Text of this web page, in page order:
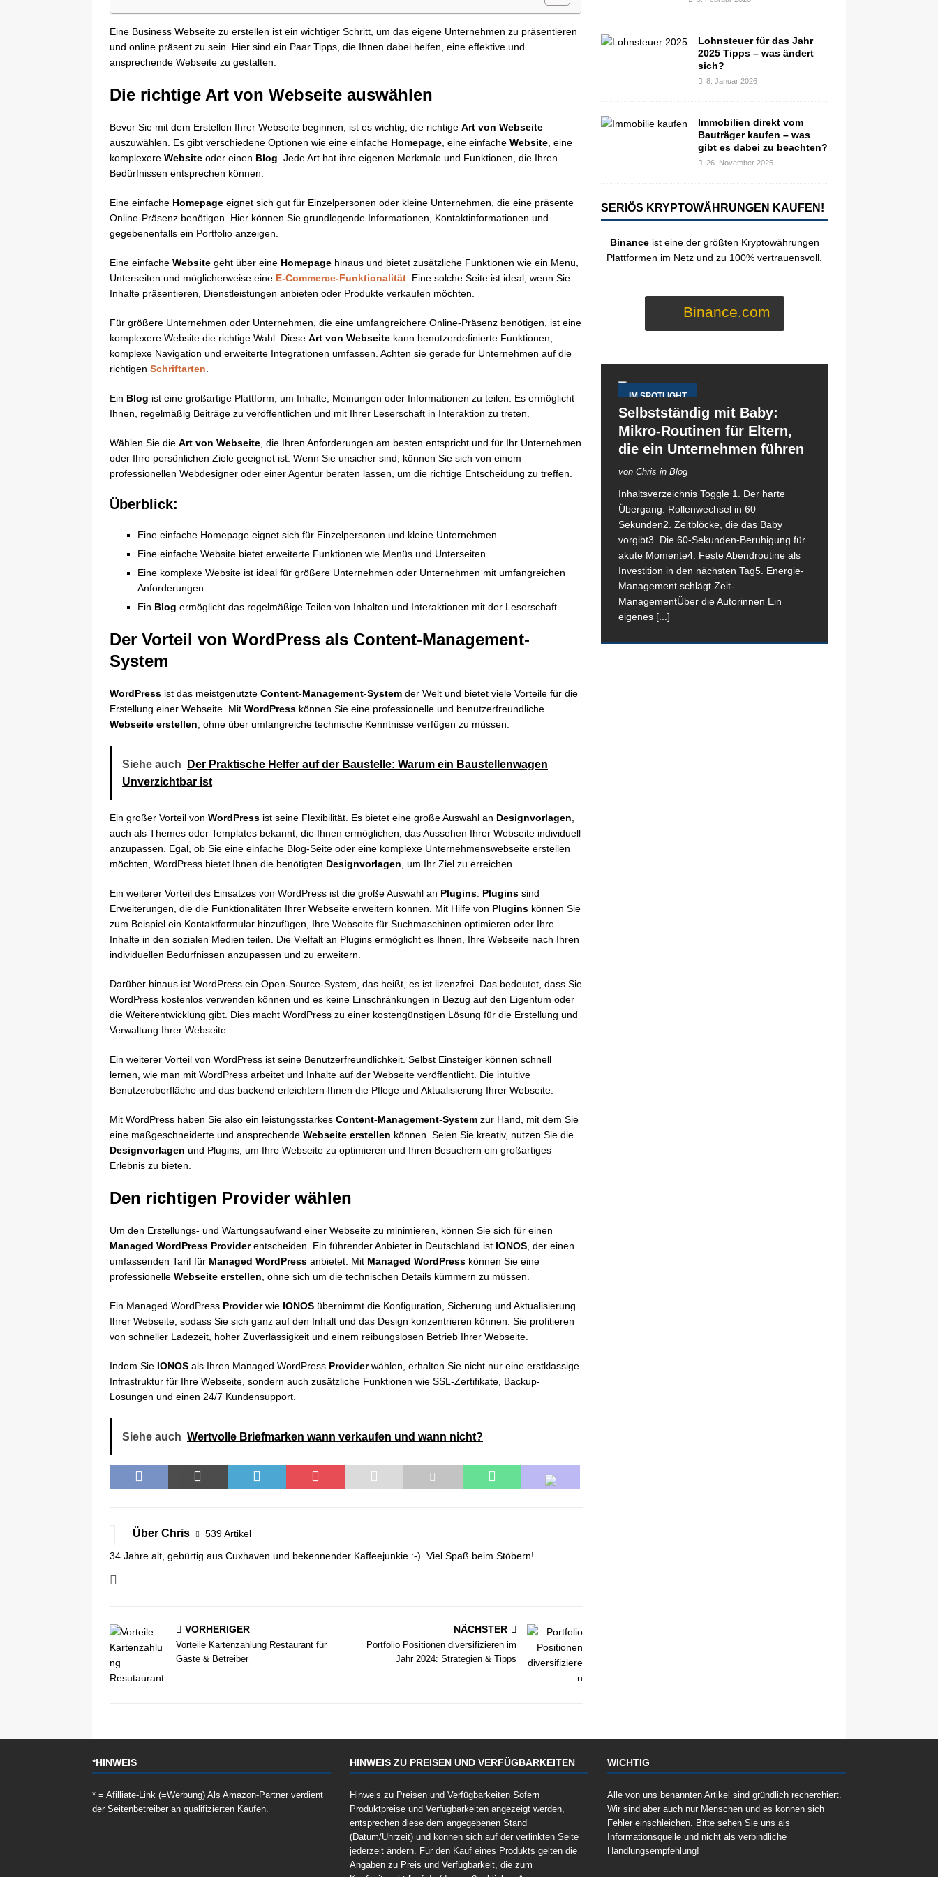
Eine Business Webseite zu erstellen ist ein wichtiger Schritt, um das eigene Unternehmen zu präsentieren
und online präsent zu sein. Hier sind ein Paar Tipps, die Ihnen dabei helfen, eine effektive und
ansprechende Webseite zu gestalten.
Die richtige Art von Webseite auswählen
Bevor Sie mit dem Erstellen Ihrer Webseite beginnen, ist es wichtig, die richtige Art von Webseite
auszuwählen. Es gibt verschiedene Optionen wie eine einfache Homepage , eine einfache Website , eine
komplexere Website oder einen Blog . Jede Art hat ihre eigenen Merkmale und Funktionen, die Ihren
Bedürfnissen entsprechen können.
Eine einfache Homepage eignet sich gut für Einzelpersonen oder kleine Unternehmen, die eine präsente
Online-Präsenz benötigen. Hier können Sie grundlegende Informationen, Kontaktinformationen und
gegebenenfalls ein Portfolio anzeigen.
Eine einfache Website geht über eine Homepage hinaus und bietet zusätzliche Funktionen wie ein Menü,
Unterseiten und möglicherweise eine E-Commerce-Funktionalität . Eine solche Seite ist ideal, wenn Sie
Inhalte präsentieren, Dienstleistungen anbieten oder Produkte verkaufen möchten.
Für größere Unternehmen oder Unternehmen, die eine umfangreichere Online-Präsenz benötigen, ist eine
komplexere Website die richtige Wahl. Diese Art von Webseite kann benutzerdefinierte Funktionen,
komplexe Navigation und erweiterte Integrationen umfassen. Achten sie gerade für Unternehmen auf die
richtigen Schriftarten
Ein Blog ist eine großartige Plattform, um Inhalte, Meinungen oder Informationen zu teilen. Es ermöglicht
Ihnen, regelmäßig Beiträge zu veröffentlichen und mit Ihrer Leserschaft in Interaktion zu treten.
Wählen Sie die Art von Webseite , die Ihren Anforderungen am besten entspricht und für Ihr Unternehmen
oder Ihre persönlichen Ziele geeignet ist. Wenn Sie unsicher sind, können Sie sich von einem
professionellen Webdesigner oder einer Agentur beraten lassen, um die richtige Entscheidung zu treffen.
Überblick:
Eine einfache Homepage eignet sich für Einzelpersonen und kleine Unternehmen.
Eine einfache Website bietet erweiterte Funktionen wie Menüs und Unterseiten.
Eine komplexe Website ist ideal für größere Unternehmen oder Unternehmen mit umfangreichen
Anforderungen.
Ein Blog ermöglicht das regelmäßige Teilen von Inhalten und Interaktionen mit der Leserschaft.
Der Vorteil von WordPress als Content-Management-
System
WordPress ist das meistgenutzte Content-Management-System der Welt und bietet viele Vorteile für die
Erstellung einer Webseite. Mit WordPress können Sie eine professionelle und benutzerfreundliche
Webseite erstellen , ohne über umfangreiche technische Kenntnisse verfügen zu müssen.
Siehe auch
Der Praktische Helfer auf der Baustelle: Warum ein Baustellenwagen
Unverzichtbar ist
Ein großer Vorteil von WordPress ist seine Flexibilität. Es bietet eine große Auswahl an Designvorlagen
auch als Themes oder Templates bekannt, die Ihnen ermöglichen, das Aussehen Ihrer Webseite individuell
anzupassen. Egal, ob Sie eine einfache Blog-Seite oder eine komplexe Unternehmenswebseite erstellen
möchten, WordPress bietet Ihnen die benötigten Designvorlagen , um Ihr Ziel zu erreichen.
Ein weiterer Vorteil des Einsatzes von WordPress ist die große Auswahl an Plugins Plugins sind
Erweiterungen, die die Funktionalitäten Ihrer Webseite erweitern können. Mit Hilfe von Plugins können Sie
zum Beispiel ein Kontaktformular hinzufügen, Ihre Webseite für Suchmaschinen optimieren oder Ihre
Inhalte in den sozialen Medien teilen. Die Vielfalt an Plugins ermöglicht es Ihnen, Ihre Webseite nach Ihren
individuellen Bedürfnissen anzupassen und zu erweitern.
Darüber hinaus ist WordPress ein Open-Source-System, das heißt, es ist lizenzfrei. Das bedeutet, dass Sie
WordPress kostenlos verwenden können und es keine Einschränkungen in Bezug auf den Eigentum oder
die Weiterentwicklung gibt. Dies macht WordPress zu einer kostengünstigen Lösung für die Erstellung und
Verwaltung Ihrer Webseite.
Ein weiterer Vorteil von WordPress ist seine Benutzerfreundlichkeit. Selbst Einsteiger können schnell
lernen, wie man mit WordPress arbeitet und Inhalte auf der Webseite veröffentlicht. Die intuitive
Benutzeroberfläche und das backend erleichtern Ihnen die Pflege und Aktualisierung Ihrer Webseite.
Mit WordPress haben Sie also ein leistungsstarkes Content-Management-System zur Hand, mit dem Sie
eine maßgeschneiderte und ansprechende Webseite erstellen können. Seien Sie kreativ, nutzen Sie die
Designvorlagen und Plugins, um Ihre Webseite zu optimieren und Ihren Besuchern ein großartiges
Erlebnis zu bieten.
Den richtigen Provider wählen
Um den Erstellungs- und Wartungsaufwand einer Webseite zu minimieren, können Sie sich für einen
Managed WordPress Providerentscheiden. Ein führender Anbieter in Deutschland ist IONOS , der einen
umfassenden Tarif für Managed WordPress anbietet. Mit Managed WordPress können Sie eine
professionelle Webseite erstellen , ohne sich um die technischen Details kümmern zu müssen.
Ein Managed WordPress Providerwie IONOS übernimmt die Konfiguration, Sicherung und Aktualisierung
Ihrer Webseite, sodass Sie sich ganz auf den Inhalt und das Design konzentrieren können. Sie profitieren
von schneller Ladezeit, hoher Zuverlässigkeit und einem reibungslosen Betrieb Ihrer Webseite.
Indem Sie IONOS als Ihren Managed WordPress Providerwählen, erhalten Sie nicht nur eine erstklassige
Infrastruktur für Ihre Webseite, sondern auch zusätzliche Funktionen wie SSL-Zertifikate, Backup-
Lösungen und einen 24/7 Kundensupport.
Siehe auch Wertvolle Briefmarken wann verkaufen und wann nicht?
Über Chris 539 Artikel
34 Jahre alt, gebürtig aus Cuxhaven und bekennender Kaffeejunkie :-). Viel Spaß beim Stöbern!
VORHERIGER
Vorteile Kartenzahlung Restaurant für
Gäste & Betreiber
NÄCHSTER
Portfolio Positionen diversifizieren im
Jahr 2024: Strategien & Tipps
Lohnsteuer für das Jahr
2025 Tipps – was ändert
sich?
8. Januar 2026
Immobilien direkt vom
Bauträger kaufen – was
gibt es dabei zu beachten?
26. November 2025
SERIÖS KRYPTOWÄHRUNGEN KAUFEN!
Binanceist eine der größten Kryptowährungen
Plattformen im Netz und zu 100% vertrauensvoll.
Binance.com
IM SPOTLIGHT
Selbstständig mit Baby:
Mikro-Routinen für Eltern,
die ein Unternehmen führen
von Chris in Blog
Inhaltsverzeichnis Toggle 1. Der harte
Übergang: Rollenwechsel in 60
Sekunden2. Zeitblöcke, die das Baby
vorgibt3. Die 60-Sekunden-Beruhigung für
akute Momente4. Feste Abendroutine als
Investition in den nächsten Tag5. Energie-
Management schlägt Zeit-
ManagementÜber die Autorinnen Ein
eigenes [...]
*HINWEIS
* = Afilliate-Link (=Werbung) Als Amazon-Partner verdient
der Seitenbetreiber an qualifizierten Käufen.
HINWEIS ZU PREISEN UND VERFÜGBARKEITEN
Hinweis zu Preisen und Verfügbarkeiten Sofern
Produktpreise und Verfügbarkeiten angezeigt werden,
entsprechen diese dem angegebenen Stand
(Datum/Uhrzeit) und können sich auf der verlinkten Seite
jederzeit ändern. Für den Kauf eines Produkts gelten die
Angaben zu Preis und Verfügbarkeit, die zum
WICHTIG
Alle von uns benannten Artikel sind gründlich recherchiert.
Wir sind aber auch nur Menschen und es können sich
Fehler einschleichen. Bitte sehen Sie uns als
Informationsquelle und nicht als verbindliche
Handlungsempfehlung!